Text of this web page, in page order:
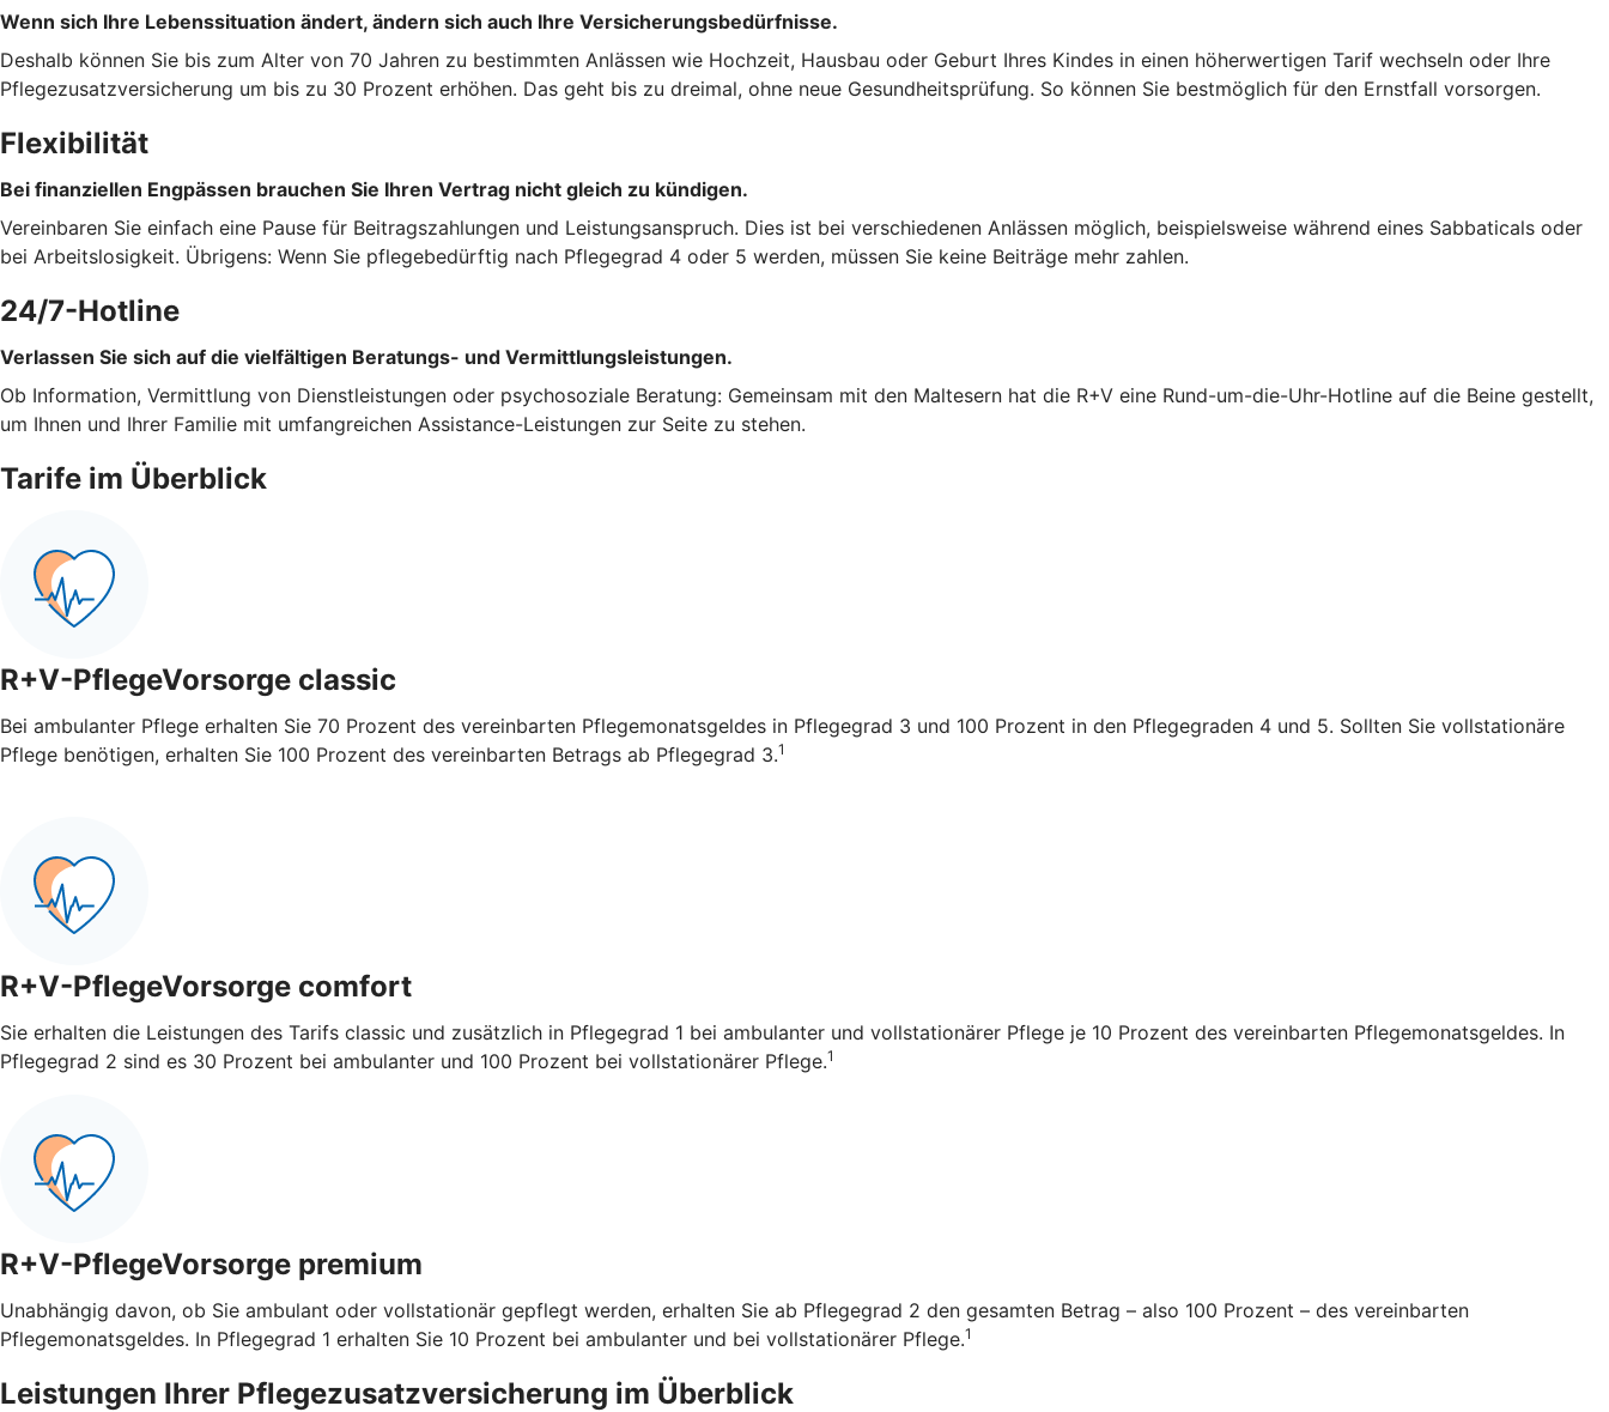
Wenn sich Ihre Lebenssituation ändert, ändern sich auch Ihre Versicherungsbedürfnisse.
Deshalb können Sie bis zum Alter von 70 Jahren zu bestimmten Anlässen wie Hochzeit, Hausbau oder Geburt Ihres Kindes in einen höherwertigen Tarif wechseln oder Ihre
Pflegezusatzversicherung um bis zu 30 Prozent erhöhen. Das geht bis zu dreimal, ohne neue Gesundheitsprüfung. So können Sie bestmöglich für den Ernstfall vorsorgen.
Flexibilität
Bei finanziellen Engpässen brauchen Sie Ihren Vertrag nicht gleich zu kündigen.
Vereinbaren Sie einfach eine Pause für Beitragszahlungen und Leistungsanspruch. Dies ist bei verschiedenen Anlässen möglich, beispielsweise während eines Sabbaticals oder
bei Arbeitslosigkeit. Übrigens: Wenn Sie pflegebedürftig nach Pflegegrad 4 oder 5 werden, müssen Sie keine Beiträge mehr zahlen.
24/7-Hotline
Verlassen Sie sich auf die vielfältigen Beratungs- und Vermittlungsleistungen.
Ob Information, Vermittlung von Dienstleistungen oder psychosoziale Beratung: Gemeinsam mit den Maltesern hat die R+V eine Rund-um-die-Uhr-Hotline auf die Beine gestellt,
um Ihnen und Ihrer Familie mit umfangreichen Assistance-Leistungen zur Seite zu stehen.
Tarife im Überblick
R+V-PflegeVorsorge classic
Bei ambulanter Pflege erhalten Sie 70 Prozent des vereinbarten Pflegemonatsgeldes in Pflegegrad 3 und 100 Prozent in den Pflegegraden 4 und 5. Sollten Sie vollstationäre
Pflege benötigen, erhalten Sie 100 Prozent des vereinbarten Betrags ab Pflegegrad 3.1
R+V-PflegeVorsorge comfort
Sie erhalten die Leistungen des Tarifs classic und zusätzlich in Pflegegrad 1 bei ambulanter und vollstationärer Pflege je 10 Prozent des vereinbarten Pflegemonatsgeldes. In
Pflegegrad 2 sind es 30 Prozent bei ambulanter und 100 Prozent bei vollstationärer Pflege.1
R+V-PflegeVorsorge premium
Unabhängig davon, ob Sie ambulant oder vollstationär gepflegt werden, erhalten Sie ab Pflegegrad 2 den gesamten Betrag – also 100 Prozent – des vereinbarten
Pflegemonatsgeldes. In Pflegegrad 1 erhalten Sie 10 Prozent bei ambulanter und bei vollstationärer Pflege.1
Leistungen Ihrer Pflegezusatzversicherung im Überblick